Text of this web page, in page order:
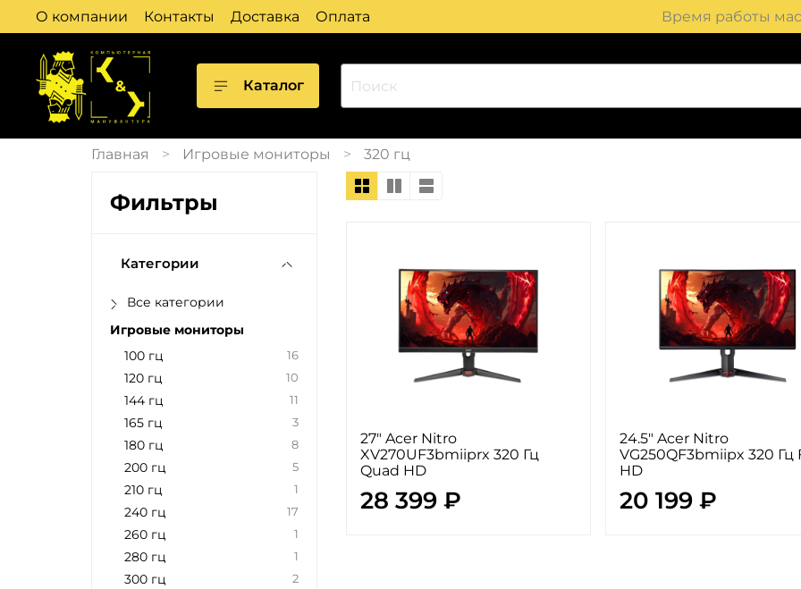
О компании Контакты Доставка Оплата Время работы
Каталог
Главная Игровые мониторы 320 гц
27" Acer Nitro
XV270UF3bmiiprx 320 Гц
Quad HD
28 399 ₽
24.5" Acer Nitro
VG250QF3bmiipx 320 Гц
HD
20 199 ₽
Фильтры
Категории
Все категории
Игровые мониторы
100 гц
16
120 гц 10
144 гц 11
165 гц 3
180 гц 8
200 гц 5
210 гц 1
240 гц 17
260 гц 1
280 гц 1
300 гц 2